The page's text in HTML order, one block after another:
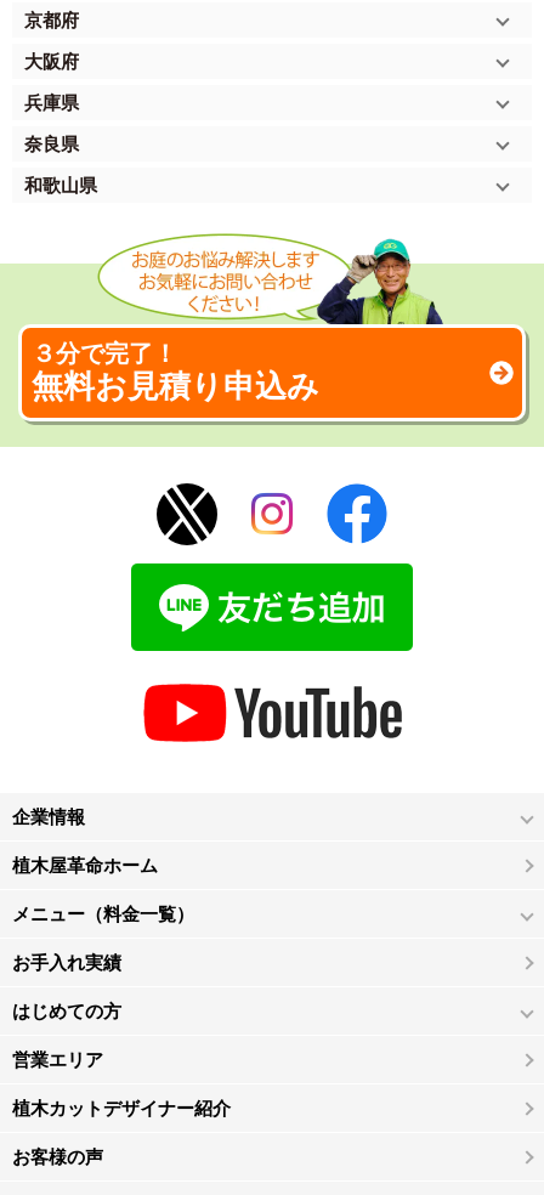
京都府
大阪府
兵庫県
奈良県
和歌山県
３分で完了！
無料お見積り申込み
企業情報
植木屋革命ホーム
メニュー（料金一覧）
お手入れ実績
はじめての方
営業エリア
植木カットデザイナー紹介
お客様の声